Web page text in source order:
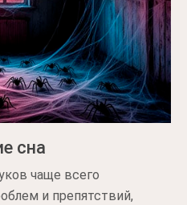
сна
чаще всего
и препятствий,